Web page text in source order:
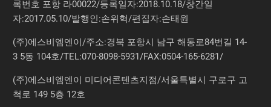
록번호 포항 라00022/등록일자:2018.10.18/창간일
자:2017.05.10/발행인:손위혁/편집자:손태원
(주)에스비엠엔이/주소:경북 포항시 남구 해동로84번길 14-
3 5동 104호/TEL:070-8098-5931/FAX:0504-165-6281/
(주)에스비엠엔이 미디어콘텐츠지점/서울특별시 구로구 고
척로 149 5층 12호